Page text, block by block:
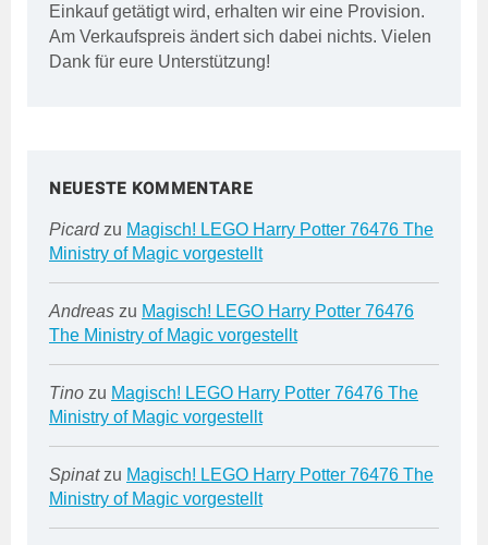
Einkauf getätigt wird, erhalten wir eine Provision.
Am Verkaufspreis ändert sich dabei nichts. Vielen
Dank für eure Unterstützung!
NEUESTE KOMMENTARE
Picardzu Magisch! LEGO Harry Potter 76476 The
Ministry of Magic vorgestellt
Andreas zu Magisch! LEGO Harry Potter 76476
The Ministry of Magic vorgestellt
Tino zu Magisch! LEGO Harry Potter 76476 The
Ministry of Magic vorgestellt
Spinatzu Magisch! LEGO Harry Potter 76476 The
Ministry of Magic vorgestellt